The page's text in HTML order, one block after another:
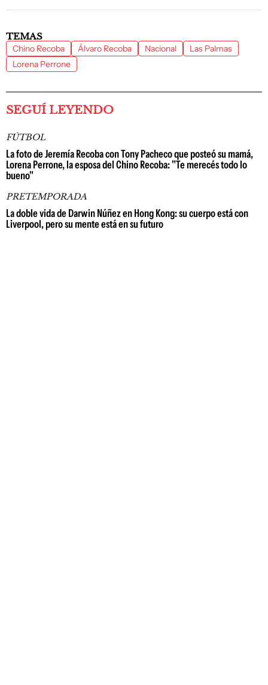
TEMAS
Chino Recoba Álvaro Recoba Nacional
Las Palmas
Lorena Perrone
SEGUÍ LEYENDO
FÚTBOL
La foto de Jeremía Recoba con Tony Pacheco que posteó su mamá,
Lorena Perrone, la esposa del Chino Recoba: "Te merecés todo lo
bueno"
PRETEMPORADA
La doble vida de Darwin Núñez en Hong Kong: su cuerpo está con
Liverpool, pero su mente está en su futuro